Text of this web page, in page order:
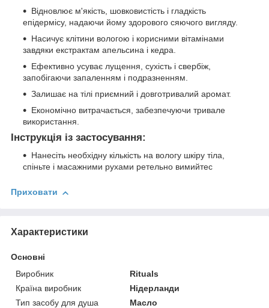
Відновлює м'якість, шовковистість і гладкість
епідермісу, надаючи йому здорового сяючого вигляду.
Насичує клітини вологою і корисними вітамінами
завдяки екстрактам апельсина і кедра.
Ефективно усуває лущення, сухість і свербіж,
запобігаючи запаленням і подразненням.
Залишає на тілі приємний і довготривалий аромат.
Економічно витрачається, забезпечуючи тривале
використання.
Інструкція із застосування:
Нанесіть необхідну кількість на вологу шкіру тіла,
спіньте і масажними рухами ретельно вимийтес
Приховати
Характеристики
Основні
Виробник
Rituals
Країна виробник
Нідерланди
Тип засобу для душа
Масло